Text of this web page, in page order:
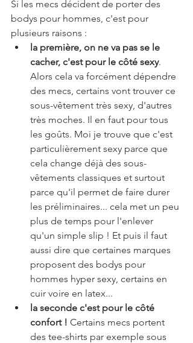
Si les mecs décident de porter des
bodys pour hommes, c'est pour
plusieurs raisons :
la première, on ne va pas se le
cacher, c'est pour le côté sexy.
Alors cela va forcément dépendre
des mecs, certains vont trouver ce
sous-vêtement très sexy, d'autres
très moches. Il en faut pour tous
les goûts. Moi je trouve que c'est
particulièrement sexy parce que
cela change déjà des sous-
vêtements classiques et surtout
parce qu'il permet de faire durer
les préliminaires... cela met un peu
plus de temps pour l'enlever
qu'un simple slip ! Et puis il faut
aussi dire que certaines marques
proposent des bodys pour
hommes hyper sexy, certains en
cuir voire en latex...
la seconde c'est pour le côté
confort ! Certains mecs portent
des tee-shirts par exemple sous